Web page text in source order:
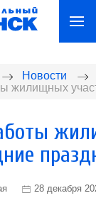
Новости
жилищных
28 декабря